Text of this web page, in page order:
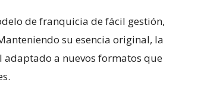
de franquicia de fácil gestión,
su esencia original, la
adaptado a nuevos formatos que